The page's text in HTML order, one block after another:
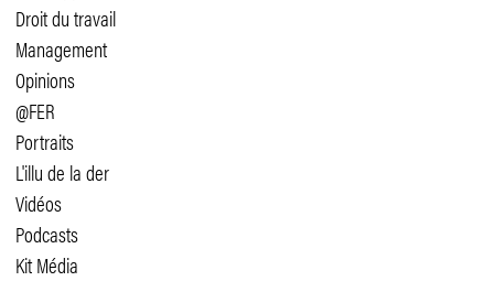
Droit du travail
Management
Opinions
@FER
Portraits
L'illu de la der
Vidéos
Podcasts
Kit Média